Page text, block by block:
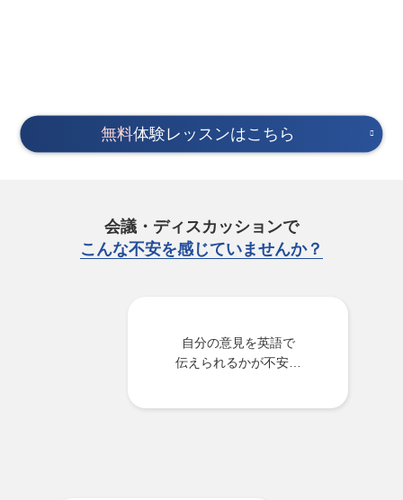
無料体験レッスンはこちら
会議・ディスカッションで
こんな不安を感じていませんか？
自分の意見を英語で
伝えられるかが不安…